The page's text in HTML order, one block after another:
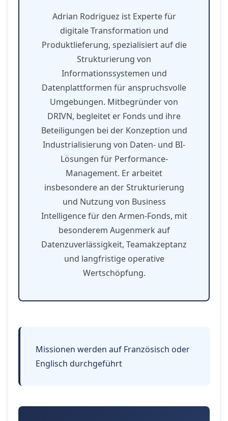
Adrian Rodriguez ist Experte für
digitale Transformation und
Produktlieferung, spezialisiert auf die
Strukturierung von
Informationssystemen und
Datenplattformen für anspruchsvolle
Umgebungen. Mitbegründer von
DRIVN, begleitet er Fonds und ihre
Beteiligungen bei der Konzeption und
Industrialisierung von Daten- und BI-
Lösungen für Performance-
Management. Er arbeitet
insbesondere an der Strukturierung
und Nutzung von Business
Intelligence für den Armen-Fonds, mit
besonderem Augenmerk auf
Datenzuverlässigkeit, Teamakzeptanz
und langfristige operative
Wertschöpfung.
Missionen werden auf Französisch oder
Englisch durchgeführt